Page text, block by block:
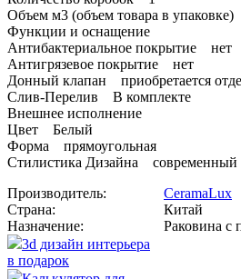
Объем м3 (объем товара в
Функции и оснащение
Антибактериальное покрытие нет
Антигрязевое покрытие нет
Донный клапан приобретается
Слив-Перелив В комплекте
Внешнее исполнение
Цвет Белый
Форма прямоугольная
Стилистика Дизайна современный
Производитель:
CeramaLux
Страна:
Китай
Назначение:
Раковина с
3d дизайн интерьера
в подарок